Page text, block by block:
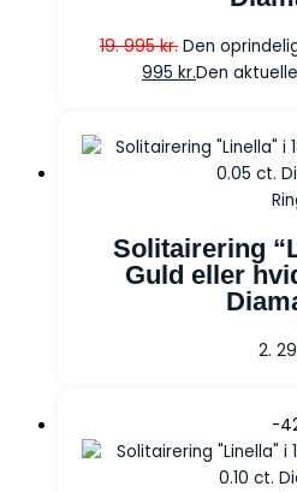
19. 995kr. Den
995 kr.Den
Solitairering
Guld eller
2.
-